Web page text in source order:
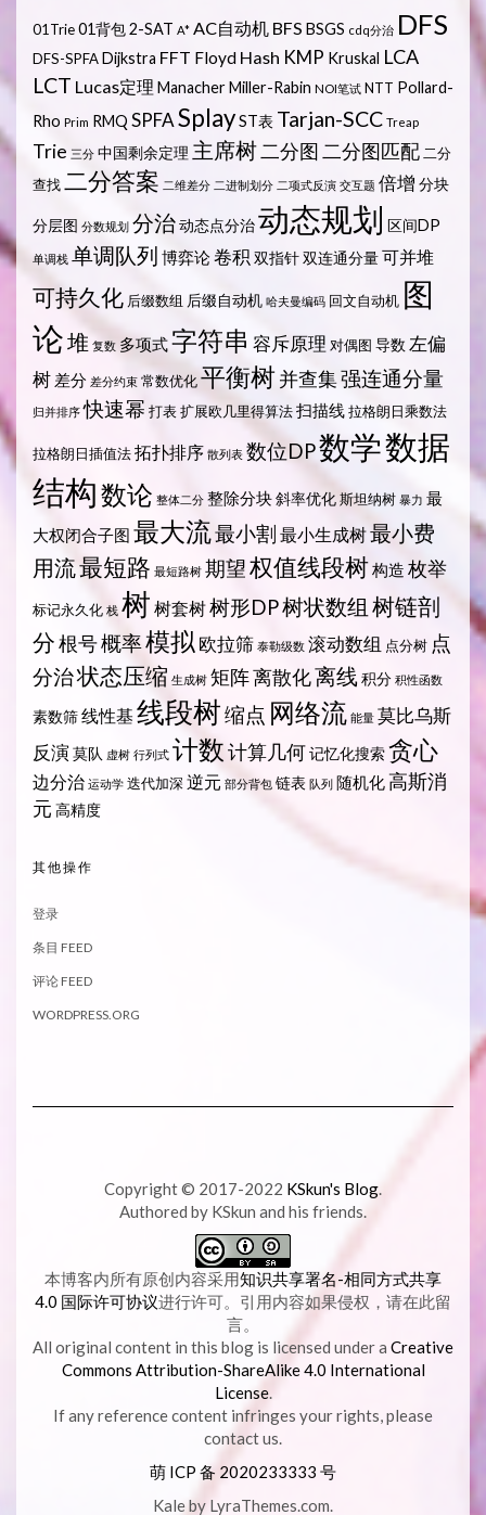
01Trie01背包2-SAT A* AC自动机 BFS BSGS cdq分治 DFS
DFS-SPFADijkstra FFT Floyd Hash KMP Kruskal LCA
LCT Lucas定理 ManacherMiller-Rabin NOI笔试 NTT Pollard-
Rho Prim RMQ SPFASplayST表 Tarjan-SCC Treap
Trie 三分 中国剩余定理 主席树二分图 二分图匹配 二分
查找二分答案 二维差分 二进制划分 二项式反演 交互题 倍增 分块
分层图 分数规划 分治动态点分治动态规划 区间DP
单调栈 单调队列 博弈论卷积 双指针双连通分量可并堆
可持久化 后缀数组 后缀自动机 哈夫曼编码 回文自动机 图
论堆 复数 多项式字符串 容斥原理 对偶图 导数 左偏
树 差分 差分约束 常数优化平衡树并查集强连通分量
归并排序 快速幂 打表扩展欧几里得算法扫描线 拉格朗日乘数法
拉格朗日插值法拓扑排序 散列表 数位DP数学数据
结构数论 整体二分 整除分块斜率优化斯坦纳树 暴力 最
大权闭合子图 最大流最小割 最小生成树最小费
用流最短路 最短路树 期望权值线段树构造 枚举
标记永久化 栈 树 树套树树形DP树状数组 树链剖
分根号概率模拟 欧拉筛 泰勒级数 滚动数组 点分树 点
分治状态压缩 生成树 矩阵离散化离线 积分 积性函数
素数筛线性基 线段树缩点 网络流 能量 莫比乌斯
反演莫队 虚树 行列式 计数计算几何记忆化搜索贪心
边分治 运动学 迭代加深 逆元 部分背包 链表 队列 随机化 高斯消
元 高精度
其他操作
登录
条目 FEED
评论 FEED
WORDPRESS.ORG
Copyright © 2017-2022 KSkun's Blog
Authored by KSkun and his friends.
本博客内所有原创内容采用知识共享署名-相同方式共享
4.0 国际许可协议进行许可。引用内容如果侵权，请在此留
言。
All original content in this blog is licensed under a Creative
Commons Attribution-ShareAlike 4.0 International
License.
If any reference content infringes your rights, please
contact us.
萌 ICP 备 2020233333 号
Kaleby LyraThemes.com.